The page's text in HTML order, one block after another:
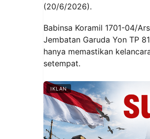
(20/6/2026).
Babinsa Koramil 1701-04/
Jembatan Garuda Yon TP
hanya memastikan
setempat.
IKLAN